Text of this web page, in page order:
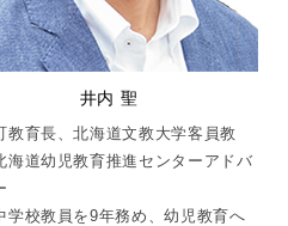
井内 聖
教育長、北海道文教大学客員教
海道幼児教育推進センターアドバ
学校教員を9年務め、幼児教育へ